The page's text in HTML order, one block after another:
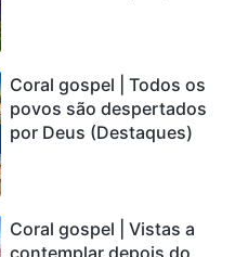
Coral gospel | Todos os
povos são despertados
por Deus (Destaques)
Coral gospel | Vistas a
contemplar depois do